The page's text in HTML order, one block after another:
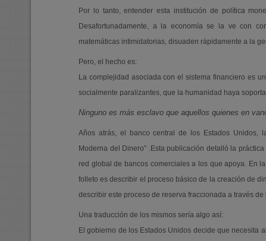
Por lo tanto, entender esta institución de política
Desafortunadamente, a la economía se la ve con
matemáticas intimidatorias, disuaden rápidamente a la
Pero, el hecho es:
La complejidad asociada con el sistema financiero es
socialmente paralizantes, que la humanidad haya
Ninguno es más esclavo que aquellos quienes en
Años atrás, el banco central de los Estados Unidos,
Moderna del Dinero” .Esta publicación detalló la
red global de bancos comerciales a los que apoya. En
folleto es describir el proceso básico de la creación de
describir este proceso de reserva fraccionada a través
Una traducción de los mismos sería algo así:
El gobierno de los Estados Unidos decide que necesita